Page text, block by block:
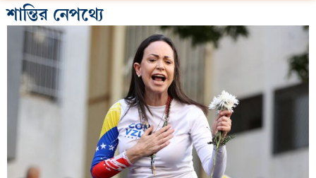
শান্তির নেপথ্যে